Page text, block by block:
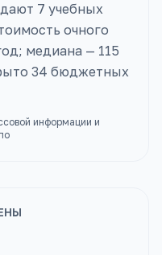
7 учебных
очного
медиана — 115
34 бюджетных
информации и